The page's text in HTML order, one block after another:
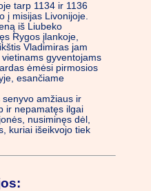
tarp 1134 ir 1136
į misijas Livonijoje.
iš Liubeko
Rygos įlankoje,
Vladimiras jam
gyventojams
ėmėsi pirmosios
esančiame
amžiaus ir
ir nepamatęs ilgai
nusiminęs dėl,
kuriai išeikvojo tiek